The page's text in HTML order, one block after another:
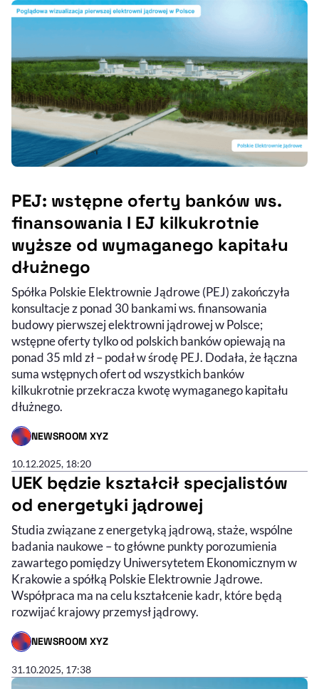
PEJ: wstępne oferty banków ws.
finansowania I EJ kilkukrotnie
wyższe od wymaganego kapitału
dłużnego
Spółka Polskie Elektrownie Jądrowe (PEJ) zakończyła
konsultacje z ponad 30 bankami ws. finansowania
budowy pierwszej elektrowni jądrowej w Polsce;
wstępne oferty tylko od polskich banków opiewają na
ponad 35 mld zł – podał w środę PEJ. Dodała, że łączna
suma wstępnych ofert od wszystkich banków
kilkukrotnie przekracza kwotę wymaganego kapitału
dłużnego.
NEWSROOM XYZ
- AUTOR ARTYKUŁU - PROFIL
10.12.2025, 18:20
UEK będzie kształcił specjalistów
od energetyki jądrowej
Studia związane z energetyką jądrową, staże, wspólne
badania naukowe – to główne punkty porozumienia
zawartego pomiędzy Uniwersytetem Ekonomicznym w
Krakowie a spółką Polskie Elektrownie Jądrowe.
Współpraca ma na celu kształcenie kadr, które będą
rozwijać krajowy przemysł jądrowy.
NEWSROOM XYZ
- AUTOR ARTYKUŁU - PROFIL
31.10.2025, 17:38